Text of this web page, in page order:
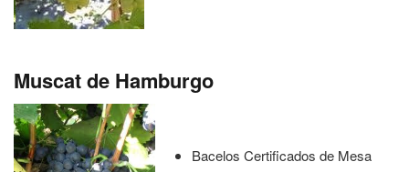
Muscat de Hamburgo
Bacelos Certificados de Mesa